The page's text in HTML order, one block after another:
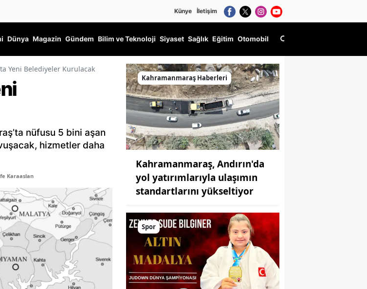
Künye İletişim
Dünya Magazin Gündem Bilim ve Teknoloji Siyaset Sağlık Eğitim Otomobil
Yeni Belediyeler Kurulacak
nüfusu 5 bini aşan
hizmetler daha
Karaaslan
Kahramanmaraş Haberleri
Kahramanmaraş, Andırın'da
yol yatırımlarıyla ulaşımın
standartlarını yükseltiyor
Spor